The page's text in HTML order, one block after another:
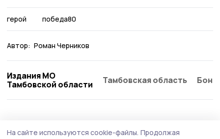
герой победа80
Автор: Роман Черников
Издания МО
Тамбовской области
Тамбовская область
На сайте используются cookie-файлы. Продолжая